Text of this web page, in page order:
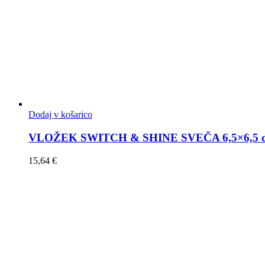
Dodaj v košarico
VLOŽEK SWITCH & SHINE SVEČA 6,5×6,5
15,64 €